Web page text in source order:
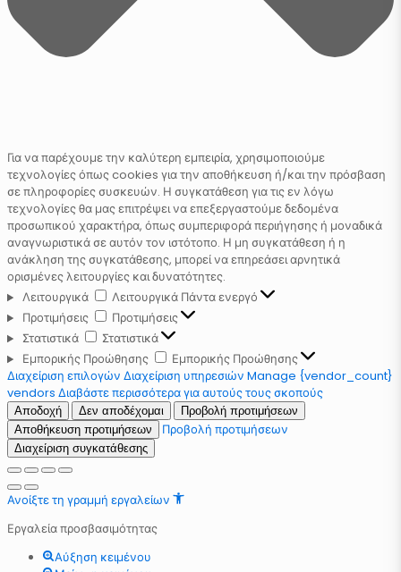
Για να παρέχουμε την καλύτερη εμπειρία, χρησιμοποιούμε
τεχνολογίες όπως cookies για την αποθήκευση ή/και την πρόσβαση
σε πληροφορίες συσκευών. Η συγκατάθεση για τις εν λόγω
τεχνολογίες θα μας επιτρέψει να επεξεργαστούμε δεδομένα
προσωπικού χαρακτήρα, όπως συμπεριφορά περιήγησης ή μοναδικά
αναγνωριστικά σε αυτόν τον ιστότοπο. Η μη συγκατάθεση ή η
ανάκληση της συγκατάθεσης, μπορεί να επηρεάσει αρνητικά
ορισμένες λειτουργίες και δυνατότητες.
Λειτουργικά
Λειτουργικά Πάντα ενεργό
Προτιμήσεις
Προτιμήσεις
Στατιστικά
Στατιστικά
Εμπορικής Προώθησης
Εμπορικής Προώθησης
Διαχείριση επιλογών Διαχείριση υπηρεσιών Manage {vendor_count}
vendors Διαβάστε περισσότερα για αυτούς τους σκοπούς
Αποδοχή Δεν αποδέχομαι
Προβολή προτιμήσεων
Αποθήκευση προτιμήσεων
Προβολή προτιμήσεων
Διαχείριση συγκατάθεσης
Ανοίξτε τη γραμμή εργαλείων
Εργαλεία προσβασιμότητας
Αύξηση κειμένου